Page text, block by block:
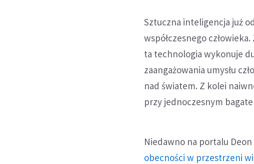
Sztuczna inteligencja już
współczesnego
ta technologia wykonuje
zaangażowania umysłu
nad światem. Z kolei
przy jednoczesnym
Niedawno na portalu
obecności w przestrzeni